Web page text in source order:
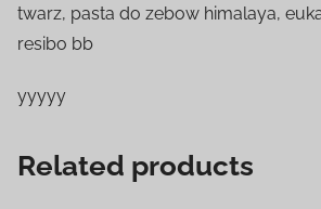
twarz, pasta do zebow himalaya,
resibo bb
yyyyy
Related products